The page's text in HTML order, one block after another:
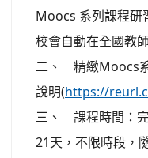
Moocs 系列課程研
校會自動在全國教
二、 精緻Moocs
說明(https://
三、 課程時間：
21天，不限時段，